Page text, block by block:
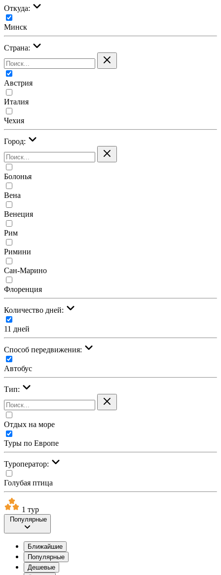
Откуда:
Минск
Страна:
Австрия
Италия
Чехия
Город:
Болонья
Вена
Венеция
Рим
Римини
Сан-Марино
Флоренция
Количество дней:
11 дней
Cпособ передвижения:
Автобус
Тип:
Отдых на море
Туры по Европе
Туроператор:
Голубая птица
1 тур
Популярные
Ближайшие
Популярные
Дешевые